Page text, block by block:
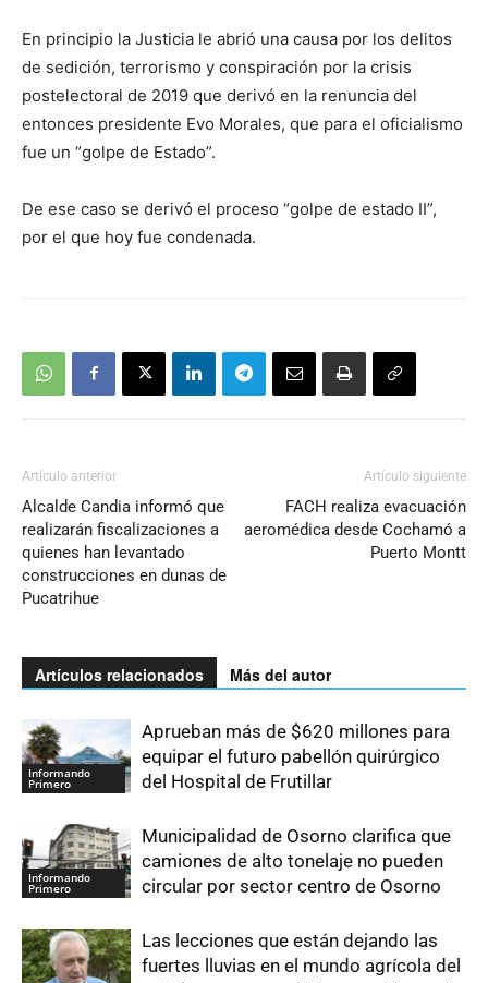
En principio la Justicia le abrió una causa por los delitos
de sedición, terrorismo y conspiración por la crisis
postelectoral de 2019 que derivó en la renuncia del
entonces presidente Evo Morales, que para el oficialismo
fue un “golpe de Estado”.
De ese caso se derivó el proceso “golpe de estado II”,
por el que hoy fue condenada.
Artículo anterior
Alcalde Candia informó que
realizarán fiscalizaciones a
quienes han levantado
construcciones en dunas de
Pucatrihue
Artículo siguiente
FACH realiza evacuación
aeromédica desde Cochamó a
Puerto Montt
Artículos relacionados Más del autor
Informando
Primero
Aprueban más de $620 millones para
equipar el futuro pabellón quirúrgico
del Hospital de Frutillar
Informando
Primero
Municipalidad de Osorno clarifica que
camiones de alto tonelaje no pueden
circular por sector centro de Osorno
Las lecciones que están dejando las
fuertes lluvias en el mundo agrícola del